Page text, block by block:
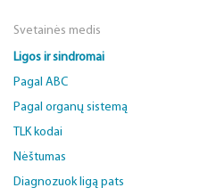
Svetainės medis
Ligos ir sindromai
Pagal ABC
Pagal organų sistemą
TLK kodai
Nėštumas
Diagnozuok ligą pats